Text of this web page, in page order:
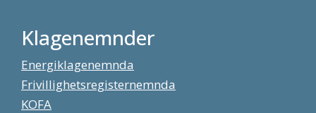
Klagenemnder
Energiklagenemnda
Frivillighetsregisternemnda
KOFA